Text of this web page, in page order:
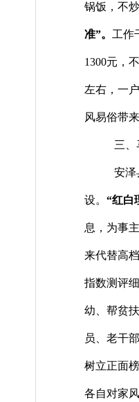
锅饭，不
准”。 工作
1300元，
左右，一
风易俗带
三、
安泽
设。 “红白
息，为事
来代替高
指数测评
幼、帮贫
员、老干
树立正面
各自对家